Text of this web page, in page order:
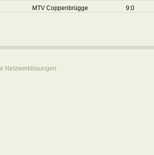
MTV Coppenbrügge 9:0
Netzwerklösungen